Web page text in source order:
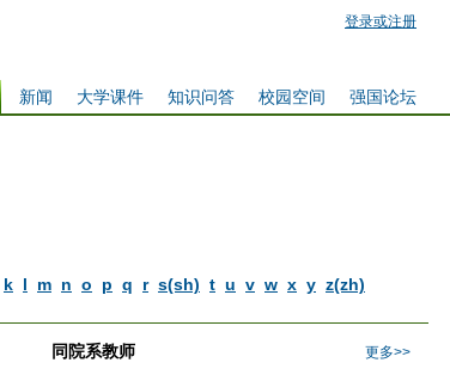
登录或注册
强国论坛
校园空间
知识问答
大学课件
新闻
k l m n o p q r s(sh) t u v w x y z(zh)
更多>>
同院系教师